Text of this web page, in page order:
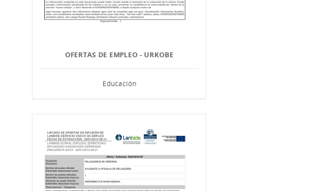
OFERTAS DE EMPLEO - URKOBE
Educación